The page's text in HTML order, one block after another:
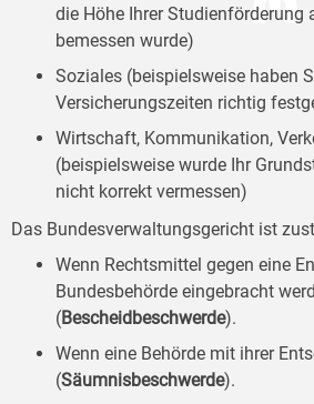
die Höhe Ihrer Studienförderung
bemessen wurde)
Soziales (beispielsweise haben
Versicherungszeiten richtig
Wirtschaft, Kommunikation,
(beispielsweise wurde Ihr
nicht korrekt vermessen)
Das Bundesverwaltungsgericht ist
Wenn Rechtsmittel gegen eine
Bundesbehörde eingebracht
(Bescheidbeschwerde).
Wenn eine Behörde mit ihrer
(Säumnisbeschwerde).